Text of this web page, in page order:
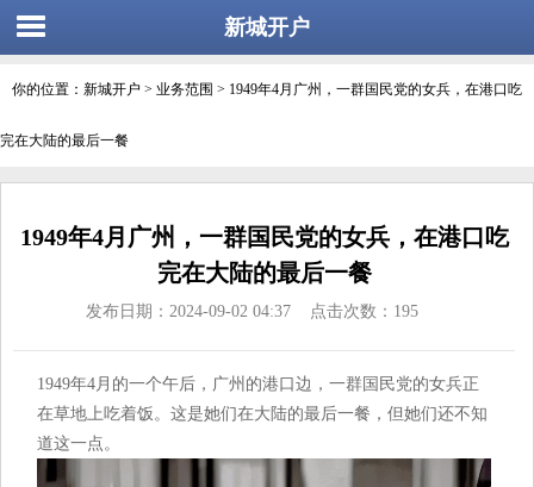
新城开户
你的位置： 新城开户 > 业务范围 > 1949年4月广州，一群国民党的女兵，在港口吃
完在大陆的最后一餐
1949年4月广州，一群国民党的女兵，在港口吃
完在大陆的最后一餐
发布日期：2024-09-02 04:37 点击次数：195
1949年4月的一个午后，广州的港口边，一群国民党的女兵正
在草地上吃着饭。这是她们在大陆的最后一餐，但她们还不知
道这一点。